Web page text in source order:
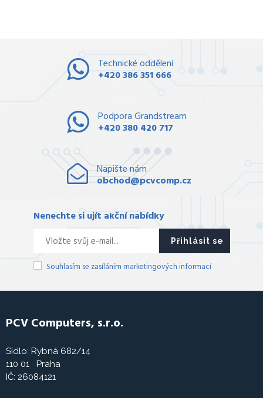
Technické oddělení
+420 386 351 666
Podpora Grandstream
+420 380 420 717
Napište nám
obchod@pcvcomp.cz
Nenechte si ujít akční nabídky
Přihlásit se
Souhlasím se zasíláním marketingových informací
PCV Computers, s.r.o.
Sídlo: Rybná 682/14
110 01 Praha
IČ: 26084121